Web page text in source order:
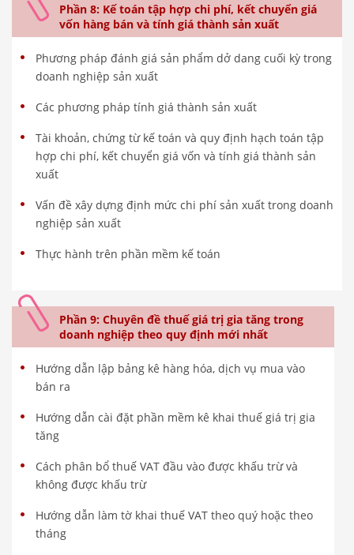
Phần 8: Kế toán tập hợp chi phí, kết chuyển giá
vốn hàng bán và tính giá thành sản xuất
Phương pháp đánh giá sản phẩm dở dang cuối kỳ trong
doanh nghiệp sản xuất
Các phương pháp tính giá thành sản xuất
Tài khoản, chứng từ kế toán và quy định hạch toán tập
hợp chi phí, kết chuyển giá vốn và tính giá thành sản
xuất
Vấn đề xây dựng định mức chi phí sản xuất trong doanh
nghiệp sản xuất
Thực hành trên phần mềm kế toán
Phần 9: Chuyên đề thuế giá trị gia tăng trong
doanh nghiệp theo quy định mới nhất
Hướng dẫn lập bảng kê hàng hóa, dịch vụ mua vào
bán ra
Hướng dẫn cài đặt phần mềm kê khai thuế giá trị gia
tăng
Cách phân bổ thuế VAT đầu vào được khấu trừ và
không được khấu trừ
Hướng dẫn làm tờ khai thuế VAT theo quý hoặc theo
tháng